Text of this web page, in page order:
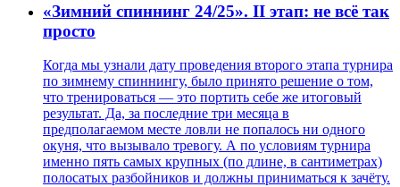
«Зимний спиннинг 24/25». II этап: не всё так
просто
Когда мы узнали дату проведения второго этапа турнира
по зимнему спиннингу, было принято решение о том,
что тренироваться — это портить себе же итоговый
результат. Да, за последние три месяца в
предполагаемом месте ловли не попалось ни одного
окуня, что вызывало тревогу. А по условиям турнира
именно пять самых крупных (по длине, в сантиметрах)
полосатых разбойников и должны приниматься к зачёту.